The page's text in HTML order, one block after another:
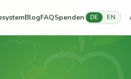
BlogFAQSpenden DE EN